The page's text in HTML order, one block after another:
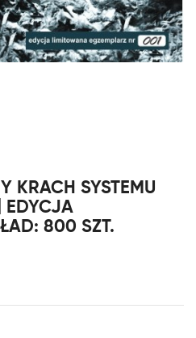
KRACH SYSTEMU
EDYCJA
800 SZT.